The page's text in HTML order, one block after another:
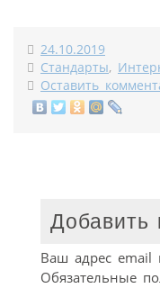
24.10.2019
Стандарты,
Оставить
Добавить
Ваш адрес email
Обязательные